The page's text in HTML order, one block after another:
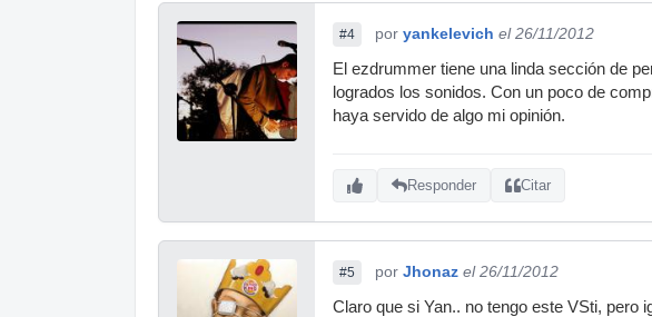
#4 por yankelevich el 26/11/2012
El ezdrummer tiene una linda sección de
logrados los sonidos. Con un poco de
haya servido de algo mi opinión.
Responder Citar
#5 por Jhonaz el 26/11/2012
Claro que si Yan.. no tengo este VSti, pero